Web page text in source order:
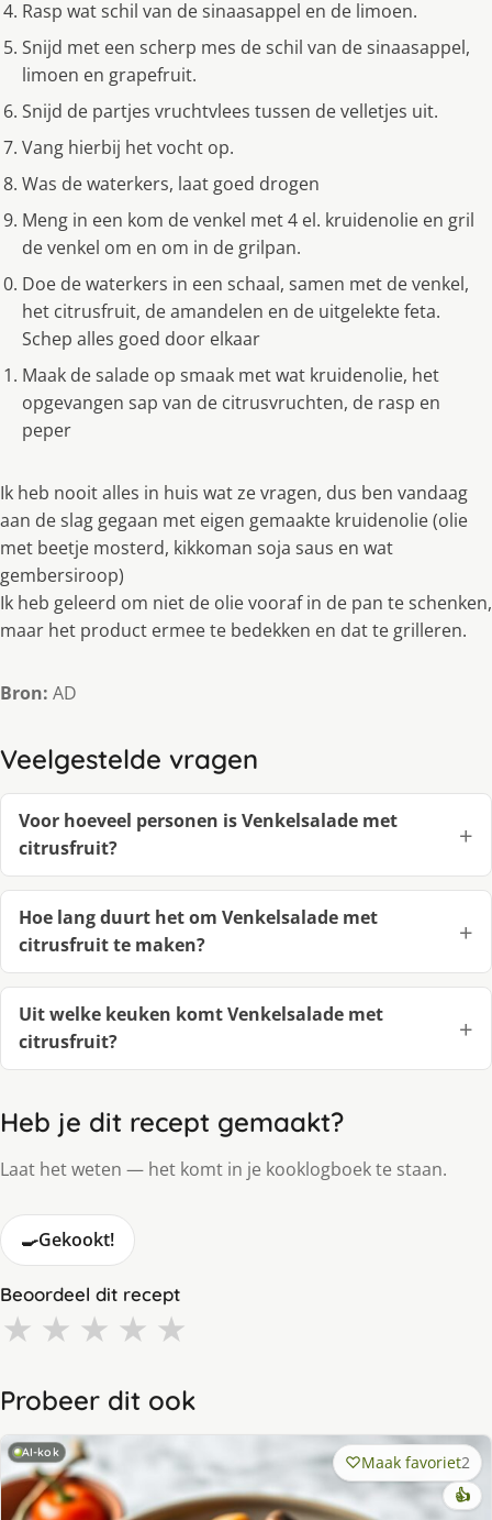
Rasp wat schil van de sinaasappel en de limoen.
Snijd met een scherp mes de schil van de sinaasappel,
limoen en grapefruit.
Snijd de partjes vruchtvlees tussen de velletjes uit.
Vang hierbij het vocht op.
Was de waterkers, laat goed drogen
Meng in een kom de venkel met 4 el. kruidenolie en gril
de venkel om en om in de grilpan.
Doe de waterkers in een schaal, samen met de venkel,
het citrusfruit, de amandelen en de uitgelekte feta.
Schep alles goed door elkaar
Maak de salade op smaak met wat kruidenolie, het
opgevangen sap van de citrusvruchten, de rasp en
peper
Ik heb nooit alles in huis wat ze vragen, dus ben vandaag
aan de slag gegaan met eigen gemaakte kruidenolie (olie
met beetje mosterd, kikkoman soja saus en wat
gembersiroop)
Ik heb geleerd om niet de olie vooraf in de pan te schenken,
maar het product ermee te bedekken en dat te grilleren.
Bron: AD
Veelgestelde vragen
Voor hoeveel personen is Venkelsalade met
citrusfruit?
Hoe lang duurt het om Venkelsalade met
citrusfruit te maken?
Uit welke keuken komt Venkelsalade met
citrusfruit?
Heb je dit recept gemaakt?
Laat het weten — het komt in je kooklogboek te staan.
🍳Gekookt!
Beoordeel dit recept
★ ★ ★ ★ ★
Probeer dit ook
AI-kok Maak favoriet2
👍